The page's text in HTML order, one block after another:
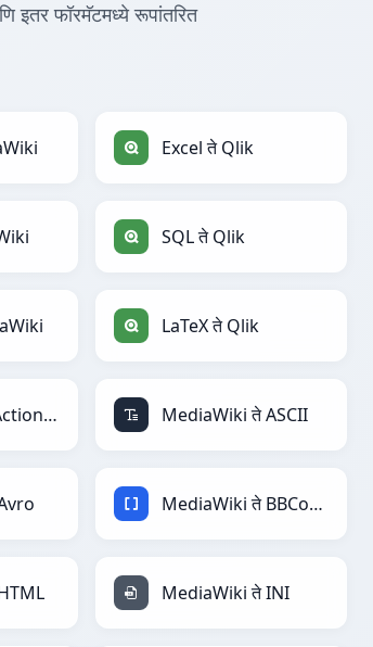
फॉरमॅटमध्ये रूपांतरित
Excel ते Qlik
SQL ते Qlik
LaTeX ते Qlik
MediaWiki ते ActionScript MediaWiki ते ASCII
MediaWiki ते BBCode
MediaWiki ते INI